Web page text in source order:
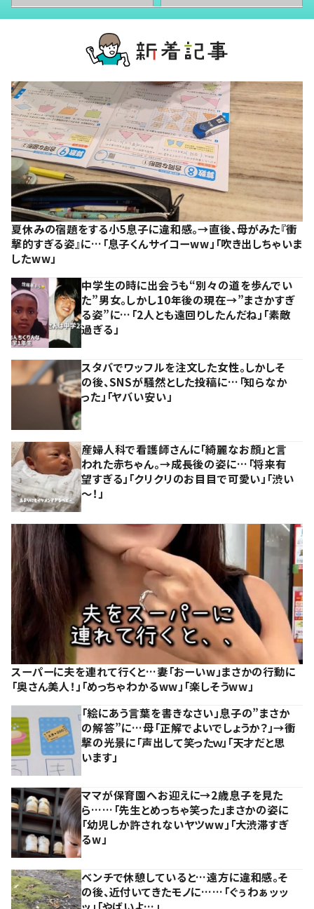
夏休みの宿題をする小5息子に違和感。→直後、母がみた『衝
撃的すぎる姿』に…「息子くんサイコーww」「吹き出しちゃいま
したww」
中学生の時に出会うも“別々の道を歩んでい
た”男女。しかし10年後の現在→”まさかすぎ
る姿”に…「2人とも遠回りしたんだね」「素敵
過ぎる」
スタバでワッフルを注文した女性。しかしそ
の後、SNSが騒然とした投稿に…「知らなか
った」「ヤバい安い」
産婦人科で看護師さんに「綺麗なお顔」と言
われた赤ちゃん。→成長後の姿に…「将来有
望すぎる」「クリクリのお目目で可愛い」「渋い
～！」
スーパーに夫を連れて行くと…妻「おーいw」まさかの行動に
「奥さん美人！」「めっちゃわかるww」「楽しそうww」
「絵にあう言葉を書きなさい」息子の”まさか
の解答”に…母「正解でよいでしょうか？」→衝
撃の光景に「声出して笑ったｗ」「天才だと思
います」
ママが保育園へお迎えに→2歳息子を見た
ら……「先生とめっちゃ笑った」まさかの姿に
「幼児しか許されないヤツww」「大渋滞すぎ
るw」
ベンチで休憩していると…遠方に違和感。そ
の後、近付いてきたモノに……「ぐぅわぁッッ